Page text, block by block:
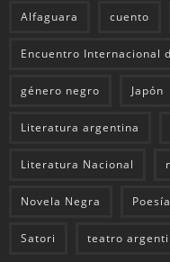
Alfaguara cuento
Encuentro Internacional
género negro Japón
Literatura argentina
Literatura Nacional
Novela Negra Poesía
Satori teatro